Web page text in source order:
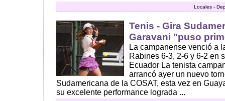
Locales -
Tenis - Gira
Garavani "puso
La campanense venció a
Rabines 6-3, 2-6 y 6-2 en
Ecuador La tenista
arrancó ayer un nuevo
Sudamericana de la COSAT, esta vez en
su excelente performance lograda ...